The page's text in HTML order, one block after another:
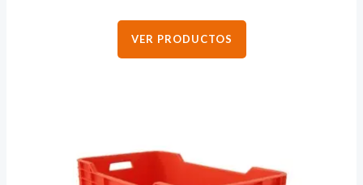
VER PRODUCTOS